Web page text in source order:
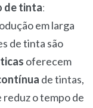
de tinta:
em larga
de tinta são
oferecem
de tintas,
o tempo de